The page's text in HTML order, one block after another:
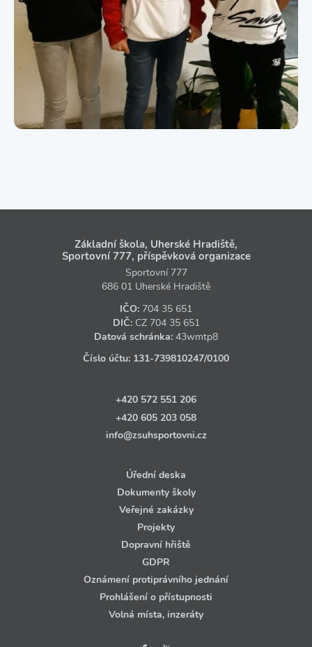
Základní škola, Uherské Hradiště,
Sportovní 777, příspěvková organizace
Sportovní 777
686 01 Uherské Hradiště
IČO: 704 35 651
DIČ: CZ 704 35 651
Datová schránka: 43wmtp8
Číslo účtu: 131‑739810247/0100
+420 572 551 206
+420 605 203 058
info@zsuhsportovni.cz
Úřední deska
Dokumenty školy
Veřejné zakázky
Projekty
Dopravní hřiště
GDPR
Oznámení protiprávního jednání
Prohlášení o přístupnosti
Volná místa, inzeráty